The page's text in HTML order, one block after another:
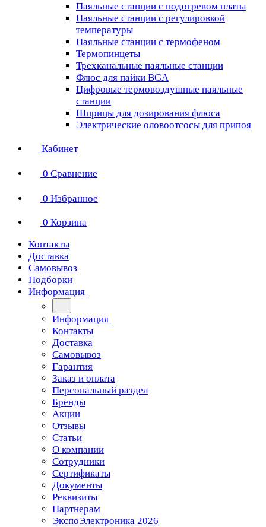
Паяльные станции с подогревом платы
Паяльные станции с регулировкой
температуры
Паяльные станции с термофеном
Термопинцеты
Трехканальные паяльные станции
Флюс для пайки BGA
Цифровые термовоздушные паяльные
станции
Шприцы для дозирования флюса
Электрические оловоотсосы для припоя
Кабинет
0 Сравнение
0 Избранное
0 Корзина
Контакты
Доставка
Самовывоз
Подборки
Информация
Информация
Контакты
Доставка
Самовывоз
Гарантия
Заказ и оплата
Персональный раздел
Бренды
Акции
Отзывы
Статьи
О компании
Сотрудники
Сертификаты
Документы
Реквизиты
Партнерам
ЭкспоЭлектроника 2026